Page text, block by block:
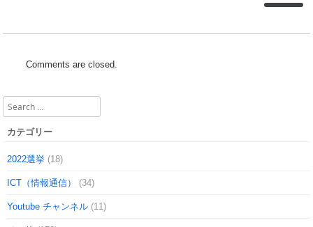
Comments are closed.
Search
カテゴリー
2022選挙 (18)
ICT（情報通信） (34)
Youtube チャンネル (11)